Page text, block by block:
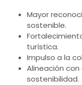
Mayor
sostenible.
turística.
Impulso a la
Alineación
sostenibilidad.